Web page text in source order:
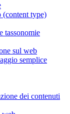
(content type)
tassonomie
sul web
semplice
dei contenuti